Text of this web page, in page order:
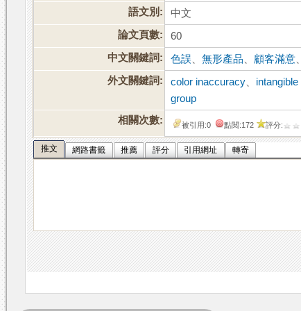
語文別:
中文
論文頁數:
60
中文關鍵詞:
色誤 、無形產品 顧客滿意
外文關鍵詞:
color inaccuracy
group
相關次數:
被引用:0 點閱:172 評分:
推文 網路書籤 推薦 評分 引用網址 轉寄